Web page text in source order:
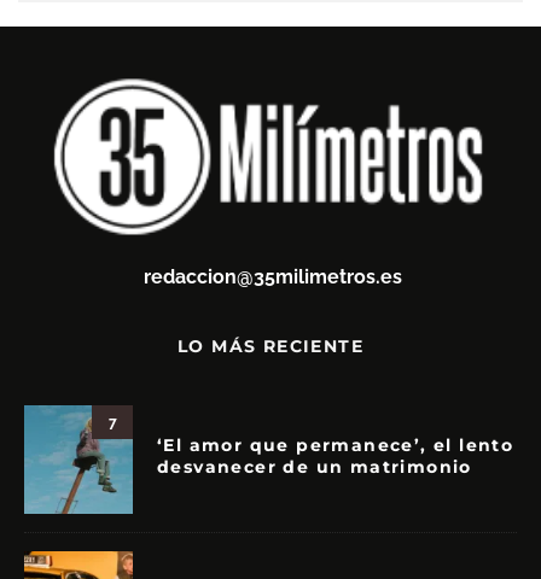
redaccion@35milimetros.es
LO MÁS RECIENTE
7
‘El amor que permanece’, el lento
desvanecer de un matrimonio